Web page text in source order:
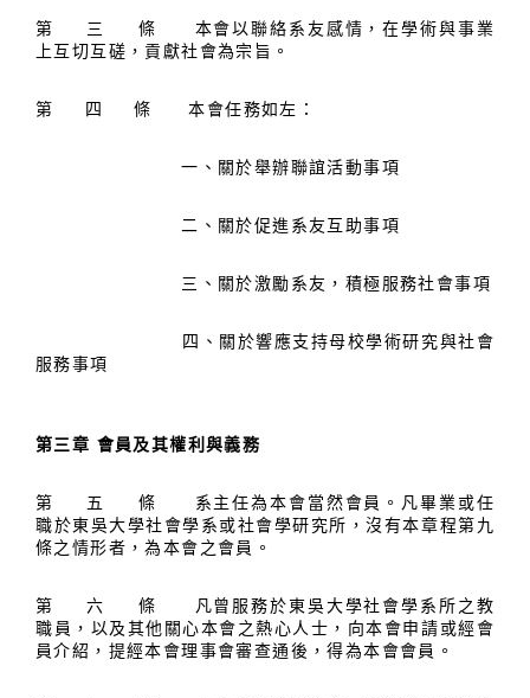
第 三 條 本會以聯絡系友感情，在學術與事業
上互切互磋，貢獻社會為宗旨。
第 四 條 本會任務如左：
一、關於舉辦聯誼活動事項
二、關於促進系友互助事項
三、關於激勵系友，積極服務社會事項
四、關於響應支持母校學術研究與社會
服務事項
第三章 會員及其權利與義務
第 五 條 系主任為本會當然會員。凡畢業或任
職於東吳大學社會學系或社會學研究所，沒有本章程第九
條之情形者，為本會之會員。
第 六 條 凡曾服務於東吳大學社會學系所之教
職員，以及其他關心本會之熱心人士，向本會申請或經會
員介紹，提經本會理事會審查通後，得為本會會員。